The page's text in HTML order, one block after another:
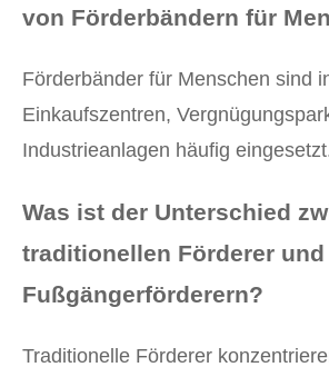
von Förderbändern für
Förderbänder für Menschen sind
Einkaufszentren,
Industrieanlagen häufig
Was ist der Unterschied
traditionellen Förderer und
Fußgängerförderern?
Traditionelle Förderer